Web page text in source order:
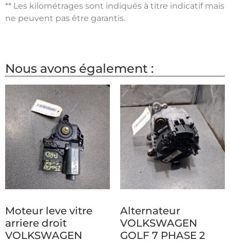
** Les kilométrages sont indiqués à titre indicatif mais
ne peuvent pas être garantis.
Nous avons également :
Moteur leve vitre
arriere droit
VOLKSWAGEN
Alternateur
VOLKSWAGEN
GOLF 7 PHASE 2